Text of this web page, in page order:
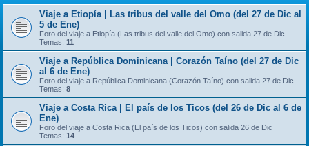
Viaje a Etiopía | Las tribus del valle del Omo (del 27 de Dic al
5 de Ene)
Foro del viaje a Etiopía (Las tribus del valle del Omo) con salida 27 de Dic
Temas: 11
Viaje a República Dominicana | Corazón Taíno (del 27 de Dic
al 6 de Ene)
Foro del viaje a República Dominicana (Corazón Taíno) con salida 27 de Dic
Temas: 8
Viaje a Costa Rica | El país de los Ticos (del 26 de Dic al 6 de
Ene)
Foro del viaje a Costa Rica (El país de los Ticos) con salida 26 de Dic
Temas: 14